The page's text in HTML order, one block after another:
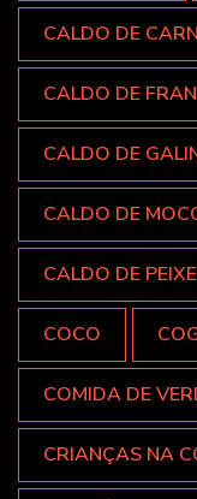
CALDO DE
CALDO DE
CALDO DE
CALDO DE
CALDO DE PEIXE
COCO
COMIDA DE
CRIANÇAS NA